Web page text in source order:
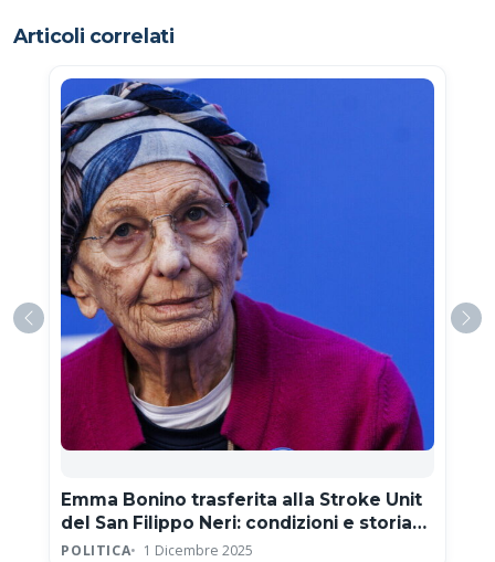
Articoli correlati
Emma Bonino trasferita alla Stroke Unit
del San Filippo Neri: condizioni e storia
clinica
POLITICA 1 Dicembre 2025